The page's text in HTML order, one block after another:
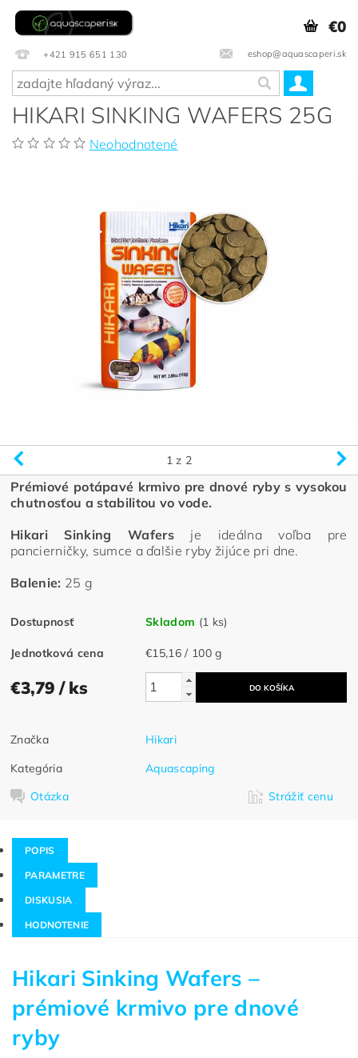
+421 915 651 130 eshop@aquascaperi.sk
€0
HIKARI SINKING WAFERS 25G
Neohodnotené
1 z 2
Prémiové potápavé krmivo pre dnové ryby s vysokou
chutnosťou a stabilitou vo vode.
Hikari Sinking Wafersje ideálna voľba pre
pancierničky, sumce a ďalšie ryby žijúce pri dne.
Balenie: 25 g
Dostupnosť Skladom (1 ks)
Jednotková cena €15,16 / 100 g
€3,79/ ks
Značka
Hikari
Kategória
Aquascaping
Otázka
Strážiť cenu
POPIS
PARAMETRE
DISKUSIA
HODNOTENIE
Hikari Sinking Wafers –
prémiové krmivo pre dnové
ryby